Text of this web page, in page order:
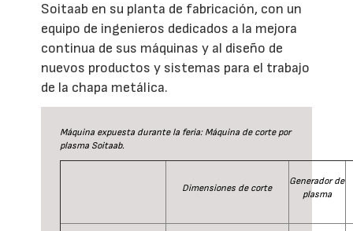
Soitaab en su planta de fabricación, con un
equipo de ingenieros dedicados a la mejora
continua de sus máquinas y al diseño de
nuevos productos y sistemas para el trabajo
de la chapa metálica.
Máquina expuesta durante la feria: Máquina de corte por
plasma Soitaab.
Dimensiones de corte
Generador de
plasma